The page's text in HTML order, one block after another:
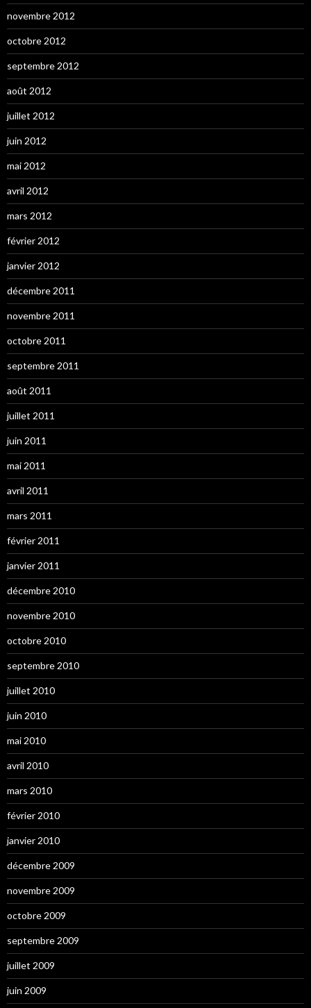
novembre 2012
octobre 2012
septembre 2012
août 2012
juillet 2012
juin 2012
mai 2012
avril 2012
mars 2012
février 2012
janvier 2012
décembre 2011
novembre 2011
octobre 2011
septembre 2011
août 2011
juillet 2011
juin 2011
mai 2011
avril 2011
mars 2011
février 2011
janvier 2011
décembre 2010
novembre 2010
octobre 2010
septembre 2010
juillet 2010
juin 2010
mai 2010
avril 2010
mars 2010
février 2010
janvier 2010
décembre 2009
novembre 2009
octobre 2009
septembre 2009
juillet 2009
juin 2009